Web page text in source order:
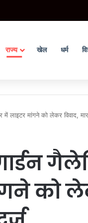
से छेड़छाड़ के मामले में दोषी
राज्य खेल धर्म
लाइटर मांगने को लेकर विवाद,
को